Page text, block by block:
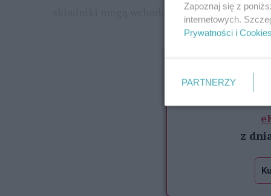
składniki mogą wchodzić w interakcje z
Pozostało
z
Zapoznaj się z
internetowych.
Prywatności i Cookies
PARTNERZY